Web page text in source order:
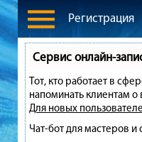
Регистрация
Сервис онлайн-
Тот, кто работает в
напоминать клиентам
Для новых
Чат-бот для мастеров